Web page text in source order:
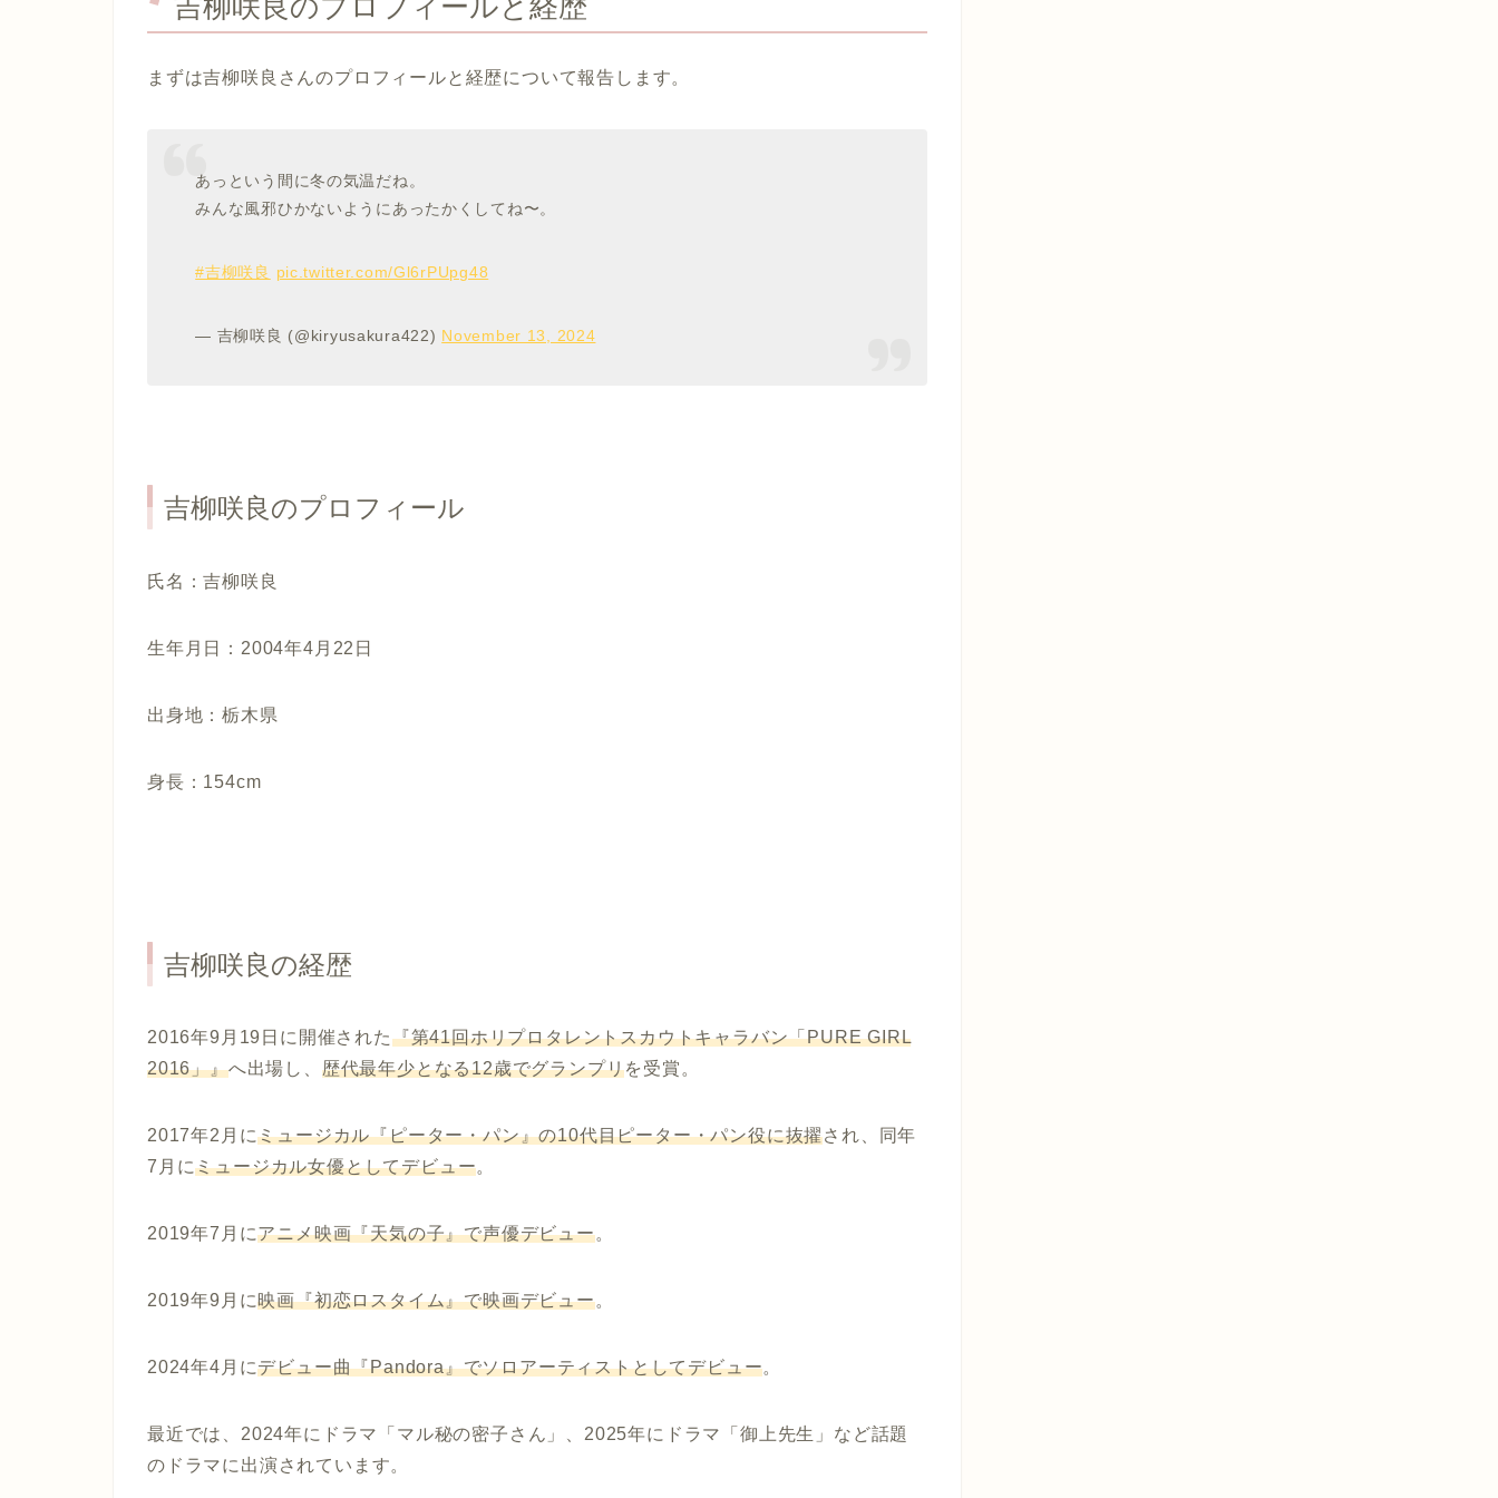
まずは吉柳咲良さんのプロフィールと経歴について報告します。
あっという間に冬の気温だね。
みんな風邪ひかないようにあったかくしてね〜。
#吉柳咲良 pic.twitter.com/Gl6rPUpg48
— 吉柳咲良 (@kiryusakura422) November 13, 2024
吉柳咲良のプロフィール
氏名：吉柳咲良
生年月日：2004年4月22日
出身地：栃木県
身長：154cm
吉柳咲良の経歴
2016年9月19日に開催された『第41回ホリプロタレントスカウトキャラバン「PURE GIRL
2016」』へ出場し、 歴代最年少となる12歳でグランプリを受賞。
2017年2月にミュージカル『ピーター・パン』の10代目ピーター・パン役に抜擢され、同年
7月にミュージカル女優としてデビュー。
2019年7月にアニメ映画『天気の子』で声優デビュー。
2019年9月に映画『初恋ロスタイム』で映画デビュー。
2024年4月にデビュー曲『Pandora』でソロアーティストとしてデビュー。
最近では、2024年にドラマ「マル秘の密子さん」、2025年にドラマ「御上先生」など話題
のドラマに出演されています。